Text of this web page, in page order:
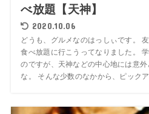
べ放題【天神】
2020.10.06
どうも、グルメなのはっしぃです。
食べ放題に行こうってなりました。
のですが、天神などの中心地には意
な。 そんな少数のなかから、ピックア